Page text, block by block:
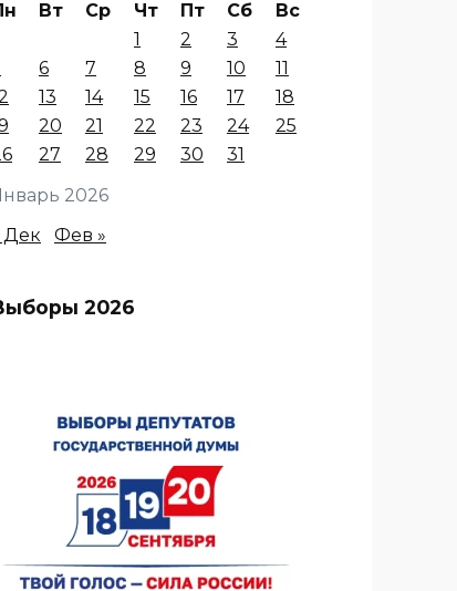
2026
Вт Ср Чт Пт Сб
Вс
1
2 3
4
6 7 8 9 10
11
13 14 15 16 17
18
20 21 22 23 24
25
27 28 29 30 31
Дек Фев »
2026